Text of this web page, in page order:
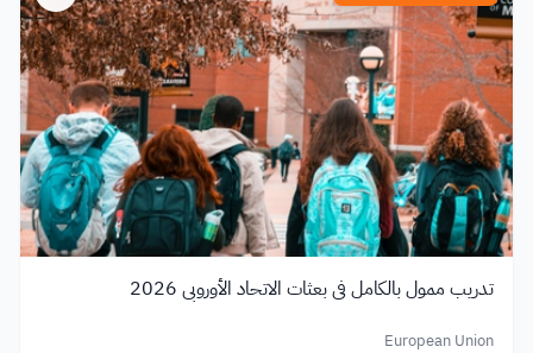
تدريب ممول بالكامل في بعثات الاتحاد الأوروبي 2026
European Union